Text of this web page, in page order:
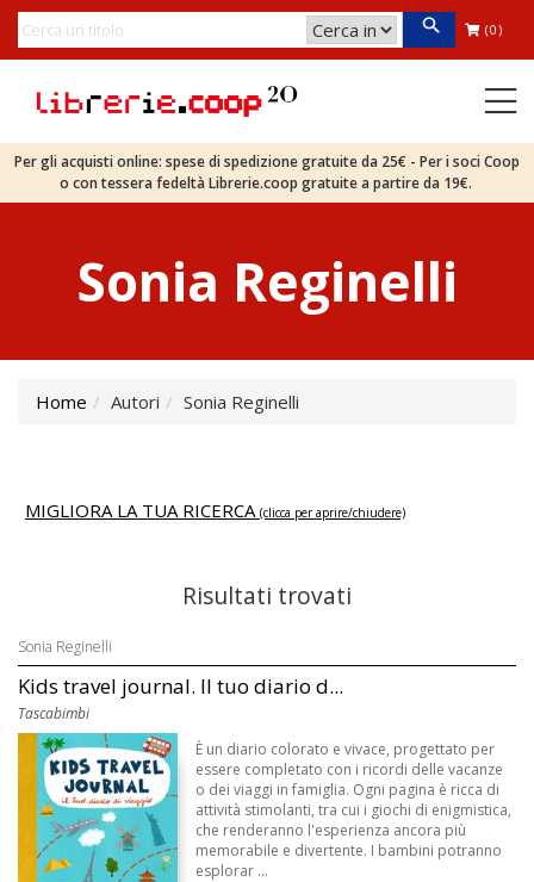
(0)
Per gli acquisti online: spese di spedizione gratuite da 25€ - Per i soci Coop
o con tessera fedeltà Librerie.coop gratuite a partire da 19€.
Sonia Reginelli
Home Autori Sonia Reginelli
MIGLIORA LA TUA RICERCA (clicca per aprire/chiudere)
Risultati trovati
Sonia Reginelli
Kids travel journal. Il tuo diario d...
Tascabimbi
È un diario colorato e vivace, progettato per
essere completato con i ricordi delle vacanze
o dei viaggi in famiglia. Ogni pagina è ricca di
attività stimolanti, tra cui i giochi di enigmistica,
che renderanno l'esperienza ancora più
memorabile e divertente. I bambini potranno
esplorar ...